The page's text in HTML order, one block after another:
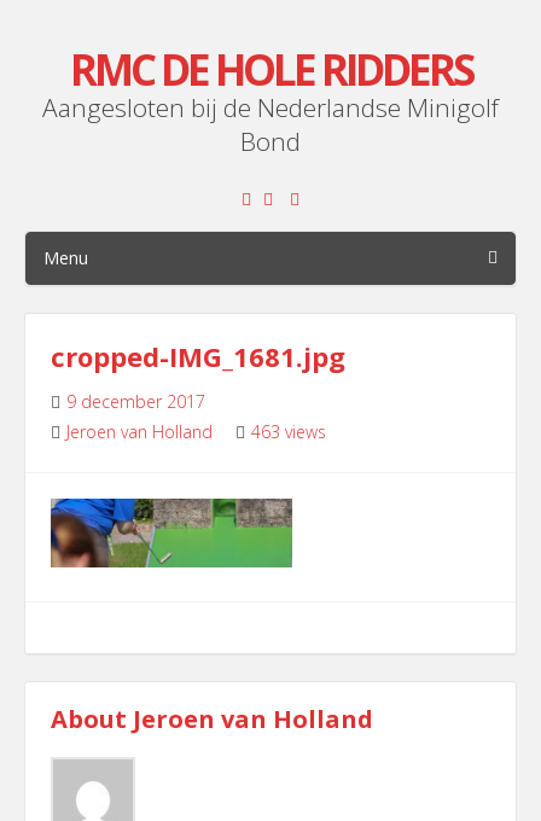
RMC DE HOLE RIDDERS
Aangesloten bij de Nederlandse Minigolf
Bond
Menu
cropped-IMG_1681.jpg
9 december 2017
Jeroen van Holland
a
comment
463 views
About Jeroen van Holland